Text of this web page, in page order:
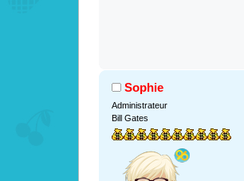
Sophie
Administrateur
Bill Gates